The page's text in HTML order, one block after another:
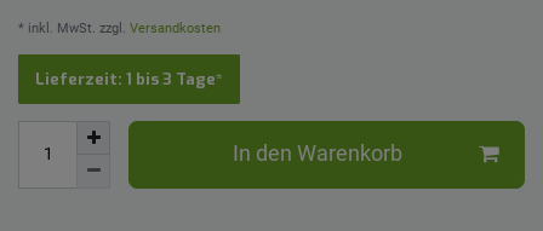
* inkl. MwSt. zzgl. Versandkosten
Lieferzeit: 1 bis 3 Tage*
In den Warenkorb